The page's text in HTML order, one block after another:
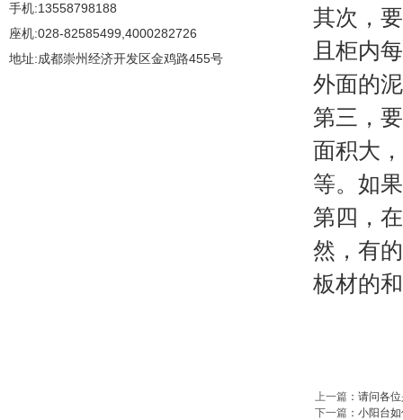
手机:13558798188
座机:028-82585499,4000282726
地址:成都崇州经济开发区金鸡路455号
其次，
且柜内
外面的
第三，
面积大
等。如
第四，
然，有
板材的
上一篇 ： 请问各
下一篇 ： 小阳台